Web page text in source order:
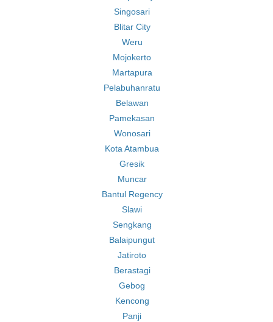
Singosari
Blitar City
Weru
Mojokerto
Martapura
Pelabuhanratu
Belawan
Pamekasan
Wonosari
Kota Atambua
Gresik
Muncar
Bantul Regency
Slawi
Sengkang
Balaipungut
Jatiroto
Berastagi
Gebog
Kencong
Panji